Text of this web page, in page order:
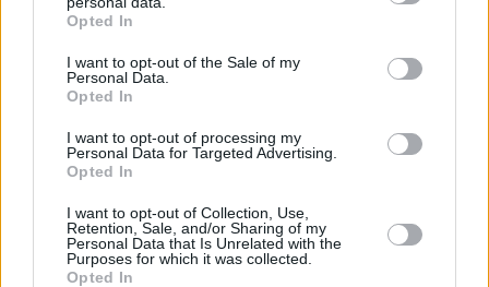
grant or deny consent to Google and its third-party tags to
use your data for below specified purposes in below Google
consent section.
Opted In
I want to opt-out of the Sale of my
Personal Data.
Opted In
I want to opt-out of processing my
Personal Data for Targeted Advertising.
Opted In
I want to opt-out of Collection, Use,
Retention, Sale, and/or Sharing of my
Personal Data that Is Unrelated with the
Purposes for which it was collected.
Opted In
ΤΑ ΠΙΟ ΔΗΜΟΦΙΛΗ